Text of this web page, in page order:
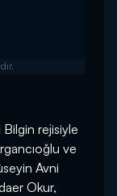
rejisiyle
ve
Avni
Okur,